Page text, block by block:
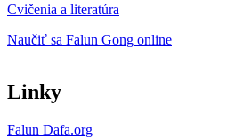
Cvičenia a literatúra
Naučiť sa Falun Gong online
Linky
Falun Dafa.org